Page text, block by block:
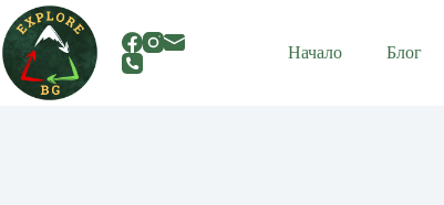
Skip
to
content
Начало Блог